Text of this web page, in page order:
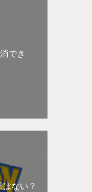
でき
はない？